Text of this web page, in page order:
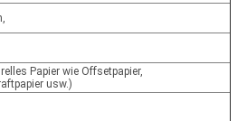
Papier wie Offsetpapier,
usw.)